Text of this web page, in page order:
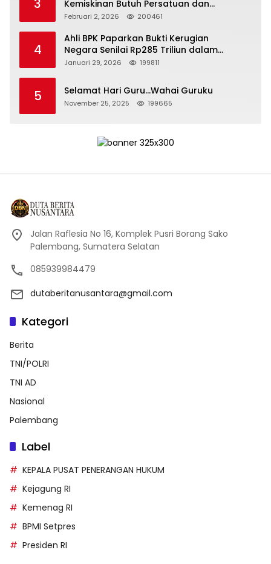
3
Kemiskinan Butuh Persatuan dan
Kepemimpinan yang Bertanggung Jawab
Februari 2, 2026 200461
4
Ahli BPK Paparkan Bukti Kerugian
Negara Senilai Rp285 Triliun dalam
Persidangan Korupsi PT Pertamina
Januari 29, 2026 199811
5 Selamat Hari Guru…Wahai Guruku
November 25, 2025 199665
Jalan Raflesia No 16, Komplek Pusri Borang Sako
Palembang, Sumatera Selatan
085939984479
dutaberitanusantara@gmail.com
Kategori
Berita
TNI/POLRI
TNI AD
Nasional
Palembang
Label
KEPALA PUSAT PENERANGAN HUKUM
Kejagung RI
Kemenag RI
BPMI Setpres
Presiden RI